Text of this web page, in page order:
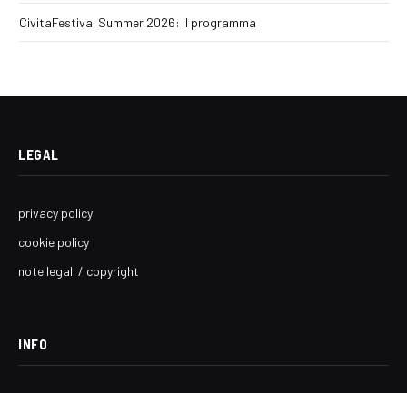
CivitaFestival Summer 2026: il programma
LEGAL
privacy policy
cookie policy
note legali / copyright
INFO